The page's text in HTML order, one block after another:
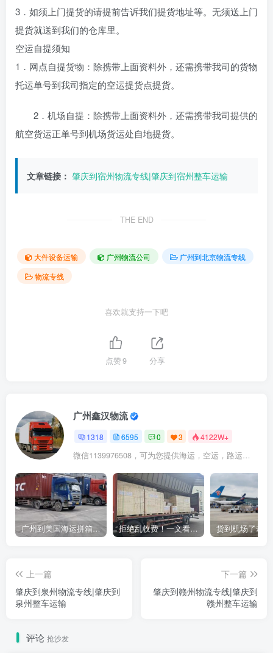
3．如须上门提货的请提前告诉我们提货地址等。无须送上门
提货就送到我们的仓库里。
空运自提须知
1．网点自提货物：除携带上面资料外，还需携带我司的货物
托运单号到我司指定的空运提货点提货。
2．机场自提：除携带上面资料外，还需携带我司提供的
航空货运正单号到机场货运处自地提货。
文章链接： 肇庆到宿州物流专线|肇庆到宿州整车运输
THE END
大件设备运输 广州物流公司
广州到北京物流专线
物流专线
喜欢就支持一下吧
点赞9 分享
广州鑫汉物流
1318 6595 0 3 4122W+
微信1139976508，可为您提供海运，空运，路运，铁路运输
广州到美国海运拼箱多少钱？2024年最新运费构成+隐藏费用避坑指南 拒绝乱收费！一文看懂中国货代计费套路，教你避开所有隐形坑
上一篇
肇庆到泉州物流专线|肇庆到
泉州整车运输
下一篇
肇庆到赣州物流专线|肇庆到
赣州整车运输
评论 抢沙发